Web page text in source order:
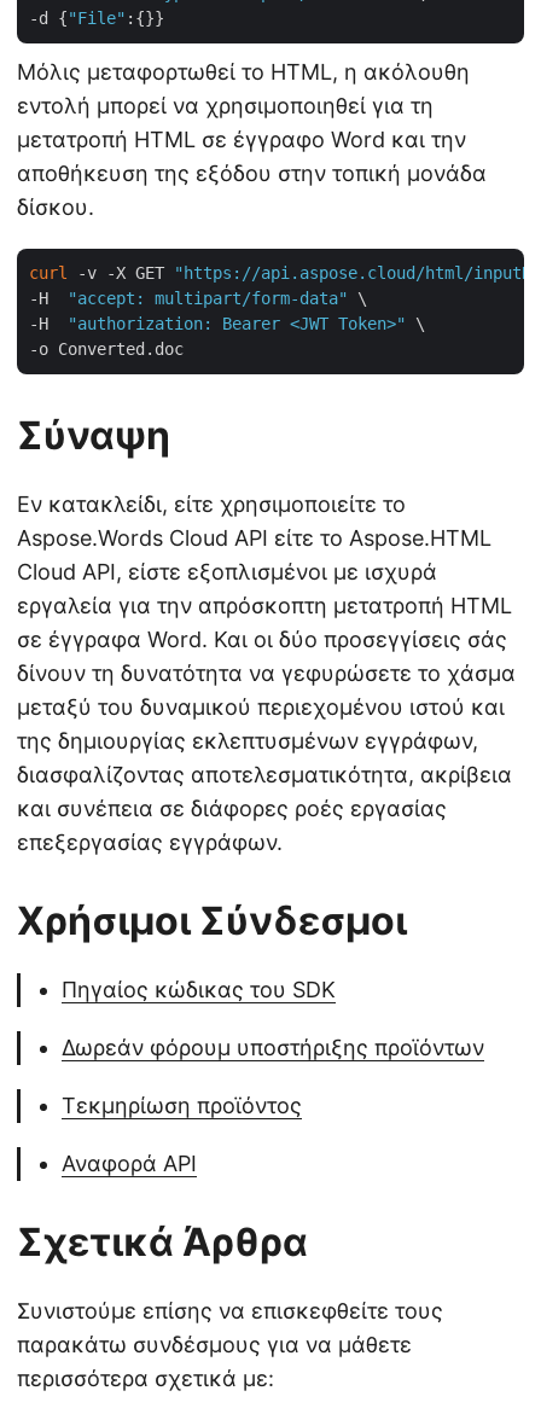
-d {"File"
Μόλις μεταφορτωθεί το HTML, η ακόλουθη
εντολή μπορεί να χρησιμοποιηθεί για τη
μετατροπή HTML σε έγγραφο Word και την
αποθήκευση της εξόδου στην τοπική μονάδα
δίσκου.
curl -v -X GET
"https://api.aspose.cloud/html/
-H
"accept: multipart/form-data"
\
-H
"authorization: Bearer <JWT Token>"
\
Σύναψη
Εν κατακλείδι, είτε χρησιμοποιείτε το
Aspose.Words Cloud API είτε το Aspose.HTML
Cloud API, είστε εξοπλισμένοι με ισχυρά
εργαλεία για την απρόσκοπτη μετατροπή HTML
σε έγγραφα Word. Και οι δύο προσεγγίσεις σάς
δίνουν τη δυνατότητα να γεφυρώσετε το χάσμα
μεταξύ του δυναμικού περιεχομένου ιστού και
της δημιουργίας εκλεπτυσμένων εγγράφων,
διασφαλίζοντας αποτελεσματικότητα, ακρίβεια
και συνέπεια σε διάφορες ροές εργασίας
επεξεργασίας εγγράφων.
Χρήσιμοι Σύνδεσμοι
Πηγαίος κώδικας του SDK
Δωρεάν φόρουμ υποστήριξης προϊόντων
Τεκμηρίωση προϊόντος
Αναφορά API
Σχετικά Άρθρα
Συνιστούμε επίσης να επισκεφθείτε τους
παρακάτω συνδέσμους για να μάθετε
περισσότερα σχετικά με: